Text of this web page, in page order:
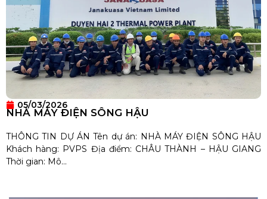
05/03/2026
NHÀ MÁY ĐIỆN SÔNG HẬU
THÔNG TIN DỰ ÁN Tên dự án: NHÀ MÁY ĐIỆN SÔNG HẬU
Khách hàng: PVPS Địa điểm: CHÂU THÀNH – HẬU GIANG
Thời gian: Mô...